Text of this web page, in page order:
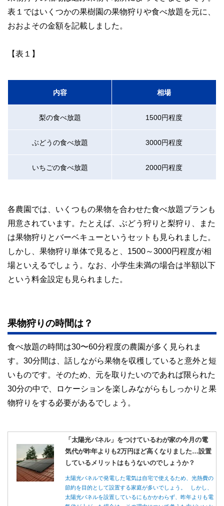
執筆者・監修者による執筆体制を築くことで、内容のわかり
やすさはもちろんのこと、読み応えのあるコンテンツと確か
な情報発信を実現しています。
表１ではいくつかの果樹園の果物狩りや食べ放題を元に、
おおよその金額を記載しました。
【表１】
内容 相場
梨の食べ放題 1500円程度
ぶどうの食べ放題 3000円程度
いちごの食べ放題 2000円程度
各農園では、いくつもの果物を合わせた食べ放題プランも
用意されています。たとえば、ぶどう狩りと梨狩り、また
は果物狩りとバーベキューというセットも見られました。
しかし、果物狩り単体で見ると、1500～3000円程度が相
場といえるでしょう。なお、小学生未満の場合は半額以下
という料金設定も見られました。
果物狩りの時間は？
食べ放題の時間は30〜60分程度の農園が多く見られま
す。30分間は、話しながら果物を収穫していると意外と短
いものです。そのため、元を取りたいのであれば限られた
30分の中で、ロケーションを楽しみながらもしっかりと果
物狩りをする必要があるでしょう。
「太陽光パネル」をつけているわが家の今月の電
気代が昨年よりも2万円ほど高くなりました…設置
しているメリットはもうないのでしょうか？
太陽光パネルで発電した電気は自宅で使えるため、光熱費の
節約を目的として設置する家庭が多いでしょう。 しかし、
太陽光パネルを設置しているにもかかわらず、昨年よりも電